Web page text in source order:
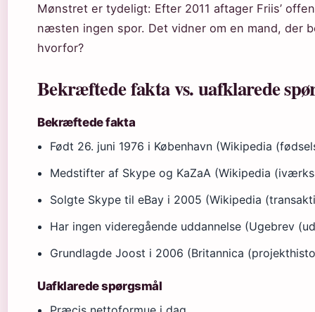
Mønstret er tydeligt: Efter 2011 aftager Friis’
næsten ingen spor. Det vidner om en mand, der
hvorfor?
Bekræftede fakta vs. uafklarede
Bekræftede fakta
Født 26. juni 1976 i København (Wikipedia
Medstifter af Skype og KaZaA (Wikipedia
Solgte Skype til eBay i 2005 (Wikipedia
Har ingen videregående uddannelse (Ugebrev
Grundlagde Joost i 2006 (Britannica
Uafklarede spørgsmål